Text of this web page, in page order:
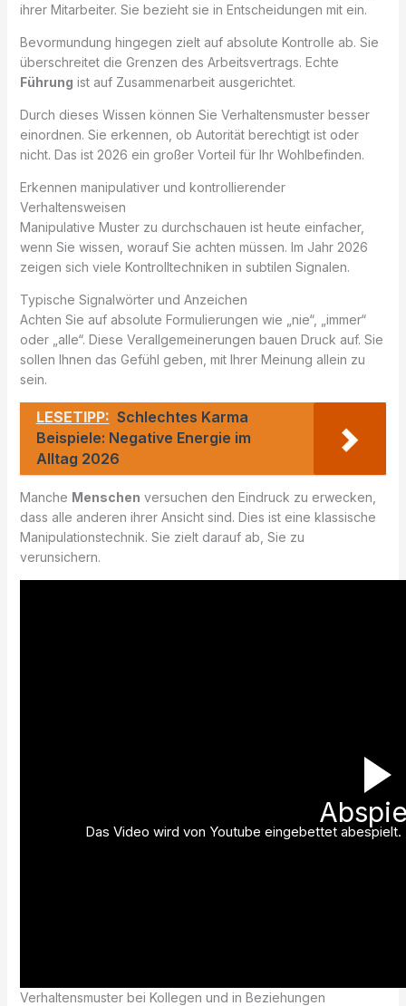
ihrer Mitarbeiter. Sie bezieht sie in Entscheidungen mit ein.
Bevormundung hingegen zielt auf absolute Kontrolle ab. Sie
überschreitet die Grenzen des Arbeitsvertrags. Echte
Führung ist auf Zusammenarbeit ausgerichtet.
Durch dieses Wissen können Sie Verhaltensmuster besser
einordnen. Sie erkennen, ob Autorität berechtigt ist oder
nicht. Das ist 2026 ein großer Vorteil für Ihr Wohlbefinden.
Erkennen manipulativer und kontrollierender
Verhaltensweisen
Manipulative Muster zu durchschauen ist heute einfacher,
wenn Sie wissen, worauf Sie achten müssen. Im Jahr 2026
zeigen sich viele Kontrolltechniken in subtilen Signalen.
Typische Signalwörter und Anzeichen
Achten Sie auf absolute Formulierungen wie „nie“, „immer“
oder „alle“. Diese Verallgemeinerungen bauen Druck auf. Sie
sollen Ihnen das Gefühl geben, mit Ihrer Meinung allein zu
sein.
LESETIPP: Schlechtes Karma
Beispiele: Negative Energie im
Alltag 2026
Manche Menschen versuchen den Eindruck zu erwecken,
dass alle anderen ihrer Ansicht sind. Dies ist eine klassische
Manipulationstechnik. Sie zielt darauf ab, Sie zu
verunsichern.
Das Video wird von Youtube eingebettet
Verhaltensmuster bei Kollegen und in Beziehungen